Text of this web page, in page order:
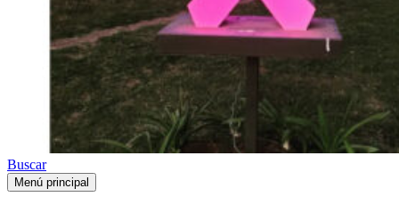
Buscar
Menú principal